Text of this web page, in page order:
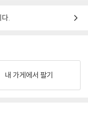
.
내 가게에서 팔기